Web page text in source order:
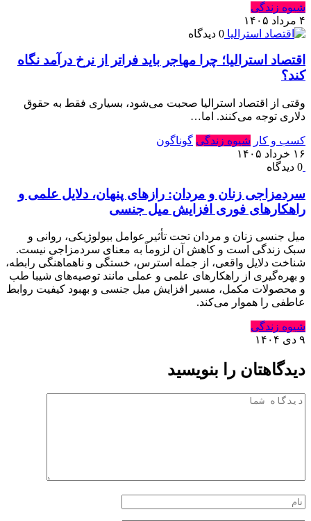
شیوه زندگی
۴ مرداد ۱۴۰۵
0 دیدگاه
اقتصاد استرالیا⁠؛ چرا مهاجر باید فراتر از نرخ درآمد نگاه
کند⁠؟‏
وقتی از اقتصاد استرالیا صحبت می‌شود⁠، بسیاری فقط به حقوق
دلاری توجه می‌کنند⁠.‏ اما…
کسب و کار شیوه زندگی گوناگون
۱۶ خرداد ۱۴۰۵
0 دیدگاه
سردمزاجی زنان و مردان: رازهای پنهان، دلایل علمی و
راهکارهای فوری افزایش میل جنسی
میل جنسی زنان و مردان تحت تأثیر عوامل بیولوژیکی، روانی و
سبک زندگی است و کاهش آن لزوماً به معنای سردمزاجی نیست.
شناخت دلایل واقعی، از جمله استرس، خستگی و ناهماهنگی رابطه،
و بهره‌گیری از راهکارهای علمی و عملی مانند توصیه‌های شیبا طب
و محصولات مکمل، مسیر افزایش میل جنسی و بهبود کیفیت روابط
عاطفی را هموار می‌کند.
شیوه زندگی
۹ دی ۱۴۰۴
دیدگاهتان را بنویسید